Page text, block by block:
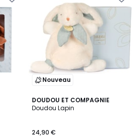
Nouveau
DOUDOU ET COMPAGNIE
Doudou Lapin
24,90 €